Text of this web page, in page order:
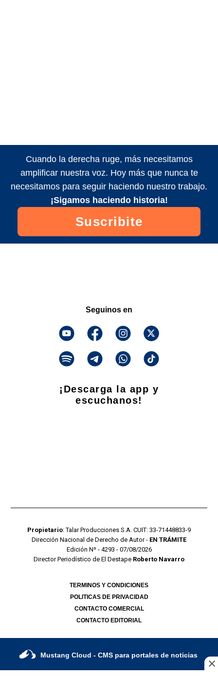
Cuando la derecha ruge, más necesitamos
amplificar nuestra voz. Hoy más que nunca te
necesitamos para seguir haciendo nuestro trabajo.
¡Sigamos haciendo historia!
Suscribite
Seguinos en
¡Descarga la app y
escuchanos!
Propietario: Talar Producciones S.A. CUIT: 33-71448833-9
Dirección Nacional de Derecho de Autor - EN TRÁMITE
Edición Nº - 4293 - 07/08/2026
Director Periodístico de El Destape Roberto Navarro
TERMINOS Y CONDICIONES
POLITICAS DE PRIVACIDAD
CONTACTO COMERCIAL
CONTACTO EDITORIAL
Mustang Cloud - CMS para portales de noticias